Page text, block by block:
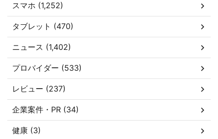
スマホ (1,252)
タブレット (470)
ニュース (1,402)
プロバイダー (533)
レビュー (237)
企業案件・PR (34)
健康 (3)